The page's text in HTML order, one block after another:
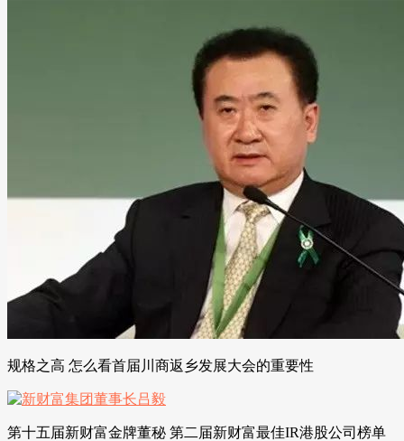
规格之高 怎么看首届川商返乡发展大会的重要性
第十五届新财富金牌董秘 第二届新财富最佳IR港股公司榜单